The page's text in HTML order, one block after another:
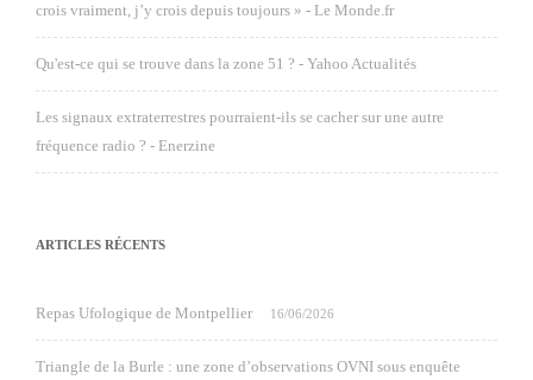
crois vraiment, j’y crois depuis toujours » - Le Monde.fr
Qu'est-ce qui se trouve dans la zone 51 ? - Yahoo Actualités
Les signaux extraterrestres pourraient-ils se cacher sur une autre
fréquence radio ? - Enerzine
ARTICLES RÉCENTS
Repas Ufologique de Montpellier 16/06/2026
Triangle de la Burle : une zone d’observations OVNI sous enquête